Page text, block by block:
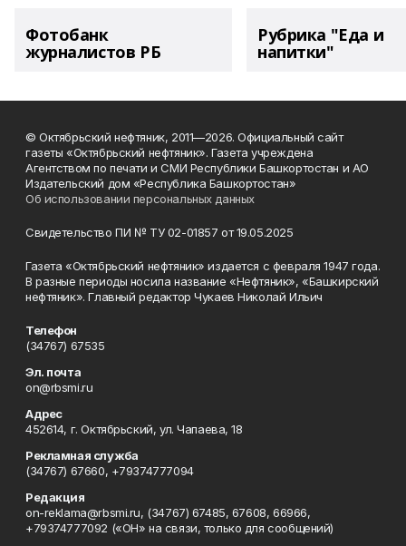
Фотобанк
журналистов РБ
Рубрика "Еда и
напитки"
© Октябрьский нефтяник, 2011—2026. Официальный сайт
газеты «Октябрьский нефтяник». Газета учреждена
Агентством по печати и СМИ Республики Башкортостан и АО
Издательский дом «Республика Башкортостан»
Об использовании персональных данных
Свидетельство ПИ № ТУ 02-01857 от 19.05.2025
Газета «Октябрьский нефтяник» издается с февраля 1947 года.
В разные периоды носила название «Нефтяник», «Башкирский
нефтяник». Главный редактор Чукаев Николай Ильич
Телефон
(34767) 67535
Эл. почта
on@rbsmi.ru
Адрес
452614, г. Октябрьский, ул. Чапаева, 18
Рекламная служба
(34767) 67660, +79374777094
Редакция
on-reklama@rbsmi.ru, (34767) 67485, 67608, 66966,
+79374777092 («ОН» на связи, только для сообщений)